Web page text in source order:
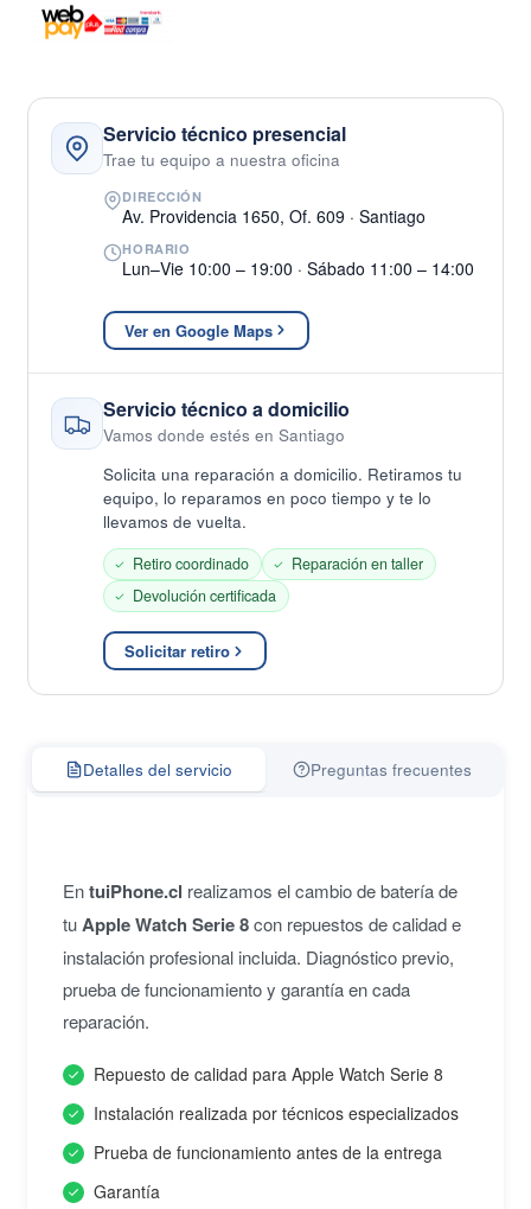
Servicio técnico presencial
Trae tu equipo a nuestra oficina
DIRECCIÓN
Av. Providencia 1650, Of. 609 · Santiago
HORARIO
Lun–Vie 10:00 – 19:00 · Sábado 11:00 – 14:00
Ver en Google Maps
Servicio técnico a domicilio
Vamos donde estés en Santiago
Solicita una reparación a domicilio. Retiramos tu
equipo, lo reparamos en poco tiempo y te lo
llevamos de vuelta.
Retiro coordinado
Reparación en taller
Devolución certificada
Solicitar retiro
Detalles del servicio Preguntas frecuentes
EntuiPhone.cl realizamos el cambio de batería de
tuApple Watch Serie 8con repuestos de calidad e
instalación profesional incluida. Diagnóstico previo,
prueba de funcionamiento y garantía en cada
reparación.
Repuesto de calidad para Apple Watch Serie 8
Instalación realizada por técnicos especializados
Prueba de funcionamiento antes de la entrega
Garantía